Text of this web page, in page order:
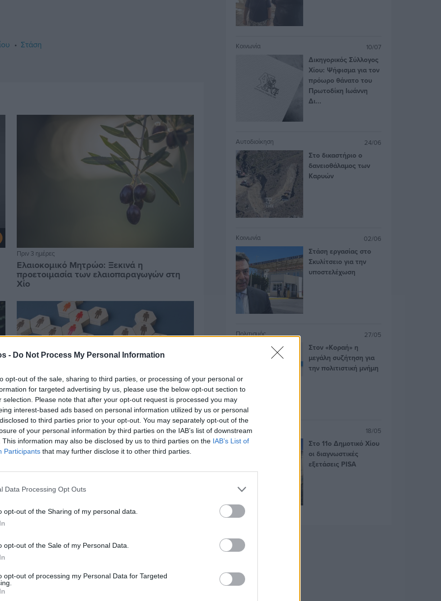
- Do Not Process My Personal Information
opt-out of the sale, sharing to third parties, or processing of your personal or
for targeted advertising by us, please use the below opt-out section to
selection. Please note that after your opt-out request is processed you may
interest-based ads based on personal information utilized by us or personal
to third parties prior to your opt-out. You may separately opt-out of the
of your personal information by third parties on the IAB’s list of downstream
This information may also be disclosed by us to third parties on the IAB’s List of
Participants that may further disclose it to other third parties.
Data Processing Opt Outs
opt-out of the Sharing of my personal data.
opt-out of the Sale of my Personal Data.
opt-out of processing my Personal Data for Targeted
Στάση
Πριν 3 ημέρες
Ελαιοκομικό Μητρώο: Ξεκινά η
προετοιμασία των ελαιοπαραγωγών στη
Χίο
Πριν 3 ημέρες
Αδειάζουν τα νησιά – Το δημογραφικό στο
Κοινωνία 10/07
Δικηγορικός Σύλλογος
Χίου: Ψήφισμα για τον
πρόωρο θάνατο του
Πρωτοδίκη Ιωάννη
Δι...
Αυτοδιοίκηση 24/06
Στο δικαστήριο ο
δανειοθάλαμος των
Καρυών
Κοινωνία 02/06
Στάση εργασίας στο
Σκυλίτσειο για την
υποστελέχωση
Πολιτισμός 27/05
Στον «Κοραή» η
μεγάλη συζήτηση για
την πολιτιστική μνήμη
Εκπαίδευση 18/05
Στο 11ο Δημοτικό Χίου
οι διαγνωστικές
εξετάσεις PISA